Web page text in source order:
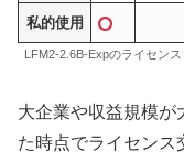
私的使用
LFM2-2.6B-Expのライセンス
大企業や収益規模が
た時点でライセンス